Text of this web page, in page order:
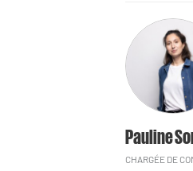
Pauline
CHARGÉE DE